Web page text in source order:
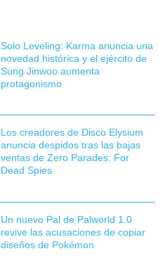
Solo Leveling: Karma anuncia una
novedad histórica y el ejército de
Sung Jinwoo aumenta
protagonismo
Los creadores de Disco Elysium
anuncia despidos tras las bajas
ventas de Zero Parades: For
Dead Spies
Un nuevo Pal de Palworld 1.0
revive las acusaciones de copiar
diseños de Pokémon